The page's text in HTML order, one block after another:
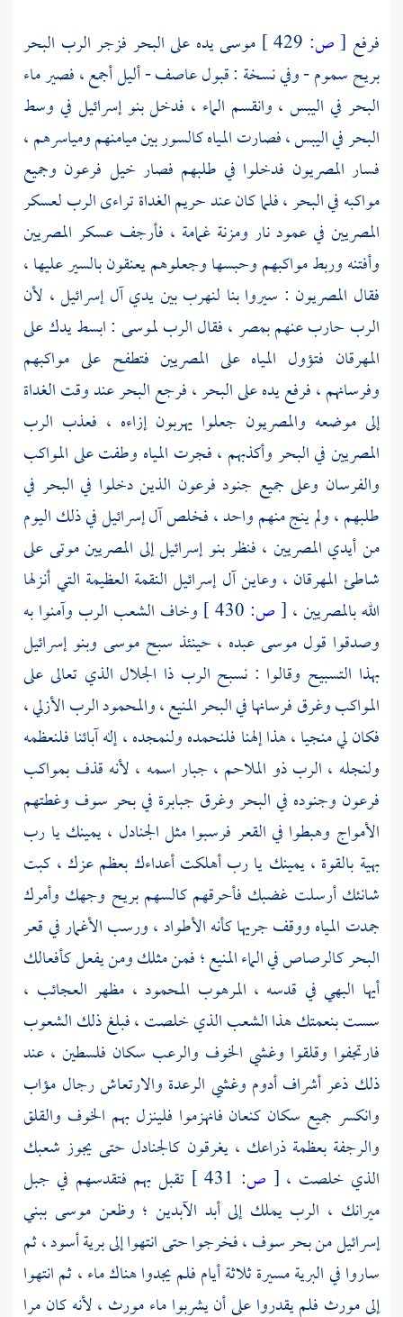
فرفع [ص: موسىيده على البحر فزجر الرب البحر
بريح سموم - وفي نسخة : قبول عاصف - أليل أجمع ، فصير ماء
البحر في اليبس ، وانقسم الماء ، فدخل بنو إسرائيل في وسط
البحر في اليبس ، فصارت المياه كالسور بين ميامنهم ومياسرهم ،
فسار المصريون فدخلوا في طلبهم فصار خيل فرعون وجميع
مواكبه في البحر ، فلما كان عند حريم الغداة تراءى الرب لعسكر
المصريين في عمود نار ومزنة غمامة ، فأرجف عسكر المصريين
وأفتنه وربط مواكبهم وحبسها وجعلوهم يعنقون بالسير عليها ،
فقال المصريون : سيروا بنا لنهرب بين يدي آل إسرائيل ، لأن
الرب حارب عنهمبمصر، فقال الربلموسى : ابسط يدك على
المهرقان فتؤول المياه على المصريين فتطفح على مواكبهم
وفرسانهم ، فرفع يده على البحر ، فرجع البحر عند وقت الغداة
إلى موضعه والمصريون جعلوا يهربون إزاءه ، فعذب الرب
المصريين في البحر وأكذبهم ، فجرت المياه وطفت على المواكب
والفرسان وعلى جميع جنود فرعون الذين دخلوا في البحر في
طلبهم ، ولم ينج منهم واحد ، فخلص آل إسرائيل في ذلك اليوم
من أيدي المصريين ، فنظر بنو إسرائيل إلى المصريين موتى على
شاطئ المهرقان ، وعاين آل إسرائيل النقمة العظيمة التي أنزلها
الله بالمصريين ، [ص:
وخاف الشعب الرب وآمنوا به
وصدقوا قول موسىعبده ، حينئذ سبحموسى وبنو إسرائيل
بهذا التسبيح وقالوا : نسبح الرب ذا الجلال الذي تعالى على
المواكب وغرق فرسانها في البحر المنيع ، والمحمود الرب الأزلي ،
فكان لي منجيا ، هذا إلهنا فلنحمده ولنمجده ، إله آبائنا فلنعظمه
ولنجله ، الرب ذو الملاحم ، جبار اسمه ، لأنه قذف بمواكب
فرعون وجنوده في البحر وغرق جبابرة فيبحر سوف وغطتهم
الأمواج وهبطوا في القعر فرسبوا مثل الجنادل ، يمينك يا رب
بهية بالقوة ، يمينك يا رب أهلكت أعداءك بعظم عزك ، كبت
شانئك أرسلت غضبك فأحرقهم كالسهم بريح وجهك وأمرك
جمدت المياه ووقف جريها كأنه الأطواد ، ورسب الأغمار في قعر
البحر كالرصاص في الماء المنيع ؛ فمن مثلك ومن يفعل كأفعالك
أيها البهي في قدسه ، المرهوب المحمود ، مظهر العجائب ،
سست بنعمتك هذا الشعب الذي خلصت ، فبلغ ذلك الشعوب
فارتجفوا وقلقوا وغشي الخوف والرعب سكان فلسطين ، عند
ذلك ذعر أشرافأدوم وغشي الرعدة والارتعاش رجال مؤاب
وانكسر جميع سكان كنعان فانهزموا فلينزل بهم الخوف والقلق
والرجفة بعظمة ذراعك ، يغرقون كالجنادل حتى يجوز شعبك
الذي خلصت ، [ ص: تقبل بهم فتقدسهم في جبل
ميرانك ، الرب يملك إلى أبد الآبدين ؛ وظعنموسى ببني
إسرائيل منبحر سوف، فخرجوا حتى انتهوا إلىبرية أسود، ثم
ساروا في البرية مسيرة ثلاثة أيام فلم يجدوا هناك ماء ، ثم انتهوا
إلىمورث فلم يقدروا على أن يشربوا ماء مورث ، لأنه كان مرا